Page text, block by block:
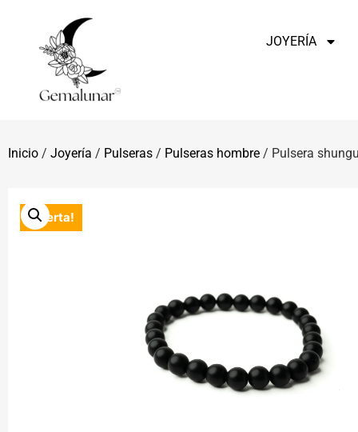
JOYERÍA
Inicio / Joyería / Pulseras / Pulseras hombre / Pulsera
¡Oferta!